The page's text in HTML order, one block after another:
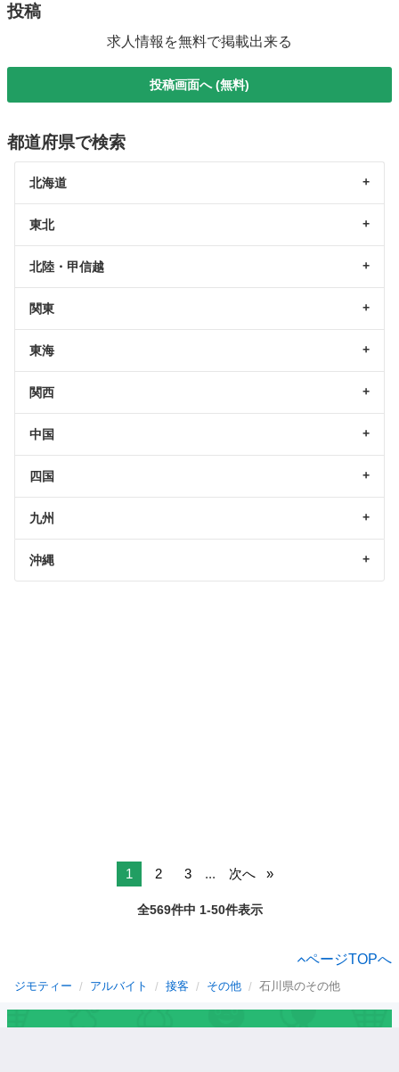
投稿
求人情報を無料で掲載出来る
投稿画面へ (無料)
都道府県で検索
北海道
東北
北陸・甲信越
関東
東海
関西
中国
四国
九州
沖縄
1 2 3 ... 次へ
全569件中 1-50件表示
ページTOPへ
ジモティー アルバイト 接客 その他 石川県のその他